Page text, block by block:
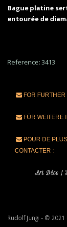
Bague platine
entourée de
Reference: 3413
FOR
FÜR WEITERE
POUR DE
CONTACTER :
Rudolf Jungi - © 2021